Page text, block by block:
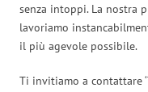
senza intoppi. La nostra
lavoriamo
il più agevole possibile.
Ti invitiamo a contattare